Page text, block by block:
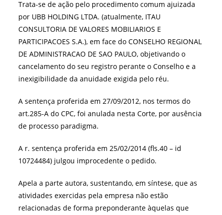
Trata-se de ação pelo procedimento comum ajuizada
por UBB HOLDING LTDA. (atualmente, ITAU
CONSULTORIA DE VALORES MOBILIARIOS E
PARTICIPACOES S.A.), em face do CONSELHO REGIONAL
DE ADMINISTRACAO DE SAO PAULO, objetivando o
cancelamento do seu registro perante o Conselho e a
inexigibilidade da anuidade exigida pelo réu.
A sentença proferida em 27/09/2012, nos termos do
art.285-A do CPC, foi anulada nesta Corte, por ausência
de processo paradigma.
A r. sentença proferida em 25/02/2014 (fls.40 – id
10724484) julgou improcedente o pedido.
Apela a parte autora, sustentando, em síntese, que as
atividades exercidas pela empresa não estão
relacionadas de forma preponderante àquelas que